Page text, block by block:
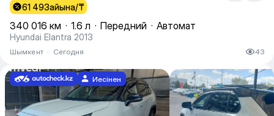
61 493айына/₸
340 016 км · 1.6 л · Передний · Автомат
Hyundai Elantra 2013
Шымкент · Сегодня 43
Иесінен